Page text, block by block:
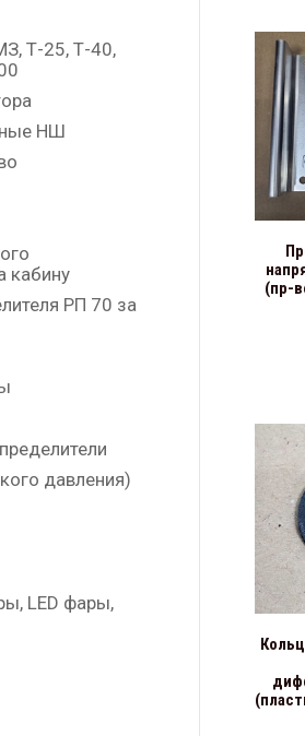
(пр-
Т-25, Т-40,
НШ
кабину
РП 70 за
давления)
LED фары,